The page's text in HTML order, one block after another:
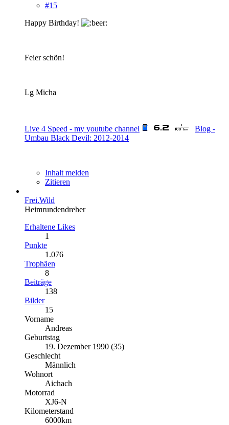
#15
Happy Birthday!
Feier schön!
Lg Micha
Live 4 Speed - my youtube channel
Blog -
Umbau Black Devil: 2012-2014
Inhalt melden
Zitieren
Frei.Wild
Heimrundendreher
Erhaltene Likes
1
Punkte
1.076
Trophäen
8
Beiträge
138
Bilder
15
Vorname
Andreas
Geburtstag
19. Dezember 1990 (35)
Geschlecht
Männlich
Wohnort
Aichach
Motorrad
XJ6-N
Kilometerstand
6000km